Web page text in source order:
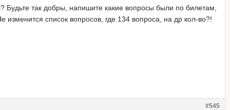
Будьте так добры, напишите какие вопросы были по билетам,
список вопросов, где 134 вопроса, на др кол-во?!
#545